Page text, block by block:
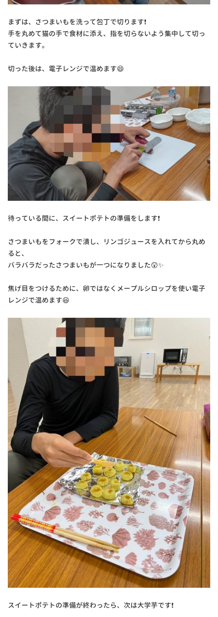
まずは、さつまいもを洗って包丁で切ります❗
手を丸めて猫の手で食材に添え、指を切らないよう集中して切っ
ていきます。
切った後は、電子レンジで温めます😄
待っている間に、スイートポテトの準備をします❗
さつまいもをフォークで潰し、リンゴジュースを入れてから丸め
ると、
バラバラだったさつまいもが一つになりました😲✨
焦げ目をつけるために、卵ではなくメープルシロップを使い電子
レンジで温めます😆
スイートポテトの準備が終わったら、次は大学芋です❗